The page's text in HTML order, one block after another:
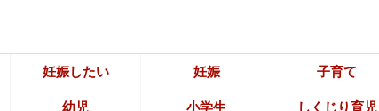
妊娠したい 妊娠 子育て
幼児 小学生 しくじり育児